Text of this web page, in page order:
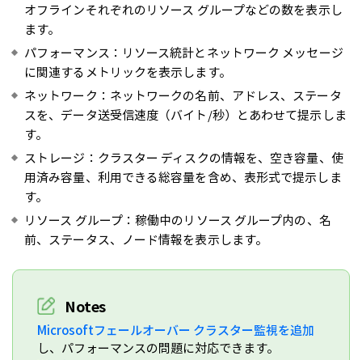
オフラインそれぞれのリソース グループなどの数を表示し
ます。
パフォーマンス：リソース統計とネットワーク メッセージ
に関連するメトリックを表示します。
ネットワーク：ネットワークの名前、アドレス、ステータ
スを、データ送受信速度（バイト/秒）とあわせて提示しま
す。
ストレージ：クラスター ディスクの情報を、空き容量、使
用済み容量、利用できる総容量を含め、表形式で提示しま
す。
リソース グループ：稼働中のリソース グループ内の、名
前、ステータス、ノード情報を表示します。
Notes
Microsoftフェールオーバー クラスター監視を追加
し、パフォーマンスの問題に対応できます。